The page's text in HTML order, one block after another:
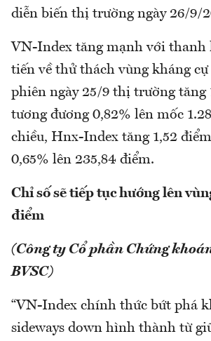
diễn biến thị trường ngày 26/9/
VN-Index tăng mạnh với thanh
tiến về thử thách vùng kháng cự
phiên ngày 25/9 thị trường tăng
tương đương 0,82% lên mốc
chiều, Hnx-Index tăng 1,52
0,65% lên 235,84 điểm.
Chỉ số sẽ tiếp tục hướng lên
điểm
(Công ty Cổ phần Chứng
BVSC)
“VN-Index chính thức bứt phá
sideways down hình thành từ